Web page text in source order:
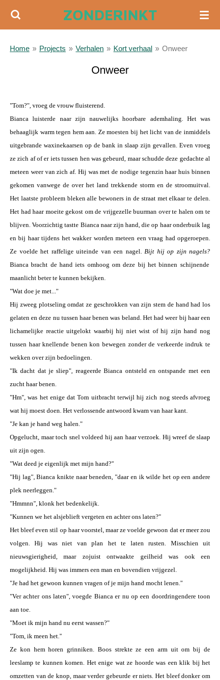
Ga
de
ZONDERINKT
Home » Projects » Verhalen » Kort verhaal » Onweer
Onweer
"Tom?", vroeg de vrouw fluisterend.
Bianca luisterde naar zijn nauwelijks hoorbare ademhaling. Het was
behaaglijk warm tegen hem aan. Ze moesten bij het licht van de inmiddels
uitgebrande waxinekaarsen op de bank in slaap zijn gevallen. Even vroeg
ze zich af of er iets tussen hen was gebeurd, maar schudde deze gedachte al
meteen weer van zich af. Hij was met de nodige tegenzin haar huis binnen
gekomen vanwege de over het land trekkende storm en de stroomuitval.
Het laatste probleem bleken alle bewoners in de straat met elkaar te delen.
Het had haar moeite gekost om de vrijgezelle buurman over te halen om te
blijven. Voorzichtig tastte Bianca naar zijn hand, die op haar onderbuik lag
en bij haar tijdens het wakker worden meteen een vraag had opgeroepen.
Ze voelde het raffelige uiteinde van een nagel.Bijt hij op zijn nagels?
Bianca bracht de hand iets omhoog om deze bij het binnen schijnende
maanlicht beter te kunnen bekijken.
"Wat doe je met..."
Hij zweeg plotseling omdat ze geschrokken van zijn stem de hand had los
gelaten en deze nu tussen haar benen was beland. Het had weer bij haar een
lichamelijke reactie uitgelokt waarbij hij niet wist of hij zijn hand nog
tussen haar knellende benen kon bewegen zonder de verkeerde indruk te
wekken over zijn bedoelingen.
"Ik dacht dat je sliep", reageerde Bianca ontsteld en ontspande met een
zucht haar benen.
"Hm", was het enige dat Tom uitbracht terwijl hij zich nog steeds afvroeg
wat hij moest doen. Het verlossende antwoord kwam van haar kant.
"Je kan je hand weg halen."
Opgelucht, maar toch snel voldeed hij aan haar verzoek. Hij wreef de slaap
uit zijn ogen.
"Wat deed je eigenlijk met mijn hand?"
"Hij lag", Bianca knikte naar beneden, "daar en ik wilde het op een andere
plek neerleggen."
"Hmmnn", klonk het bedenkelijk.
"Kunnen we het alsjeblieft vergeten en achter ons laten?"
Het bleef even stil op haar voorstel, maar ze voelde gewoon dat er meer zou
volgen. Hij was niet van plan het te laten rusten. Misschien uit
nieuwsgierigheid, maar zojuist ontwaakte geilheid was ook een
mogelijkheid. Hij was immers een man en bovendien vrijgezel.
"Je had het gewoon kunnen vragen of je mijn hand mocht lenen."
"Ver achter ons laten", voegde Bianca er nu op een doordringendere toon
aan toe.
"Moet ik mijn hand nu eerst wassen?"
"Tom, ik meen het."
Ze kon hem horen grinniken. Boos strekte ze een arm uit om bij de
leeslamp te kunnen komen. Het enige wat ze hoorde was een klik bij het
omzetten van de knop, maar verder gebeurde er niets. Het bleef donker om